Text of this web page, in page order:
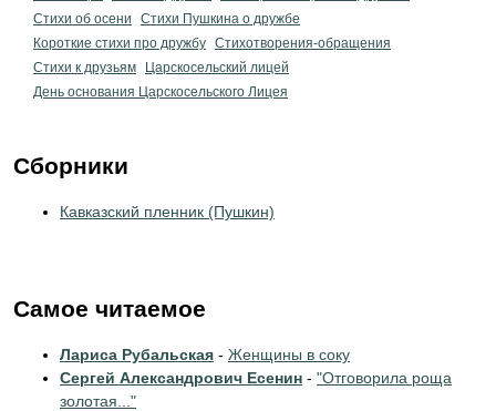
Стихи об осени
Стихи Пушкина о дружбе
Короткие стихи про дружбу Стихотворения-обращения
Стихи к друзьям
Царскосельский лицей
День основания Царскосельского Лицея
Сборники
Кавказский пленник (Пушкин)
Самое читаемое
Лариса Рубальская - Женщины в соку
Сергей Александрович Есенин - "Отговорила роща
золотая..."